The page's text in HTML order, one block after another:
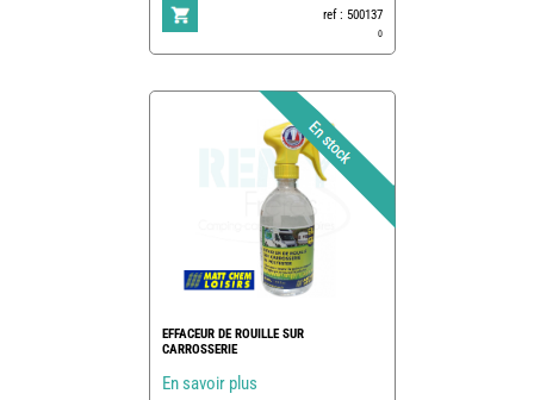
ref : 500137
0
EFFACEUR DE ROUILLE SUR
CARROSSERIE
En savoir plus